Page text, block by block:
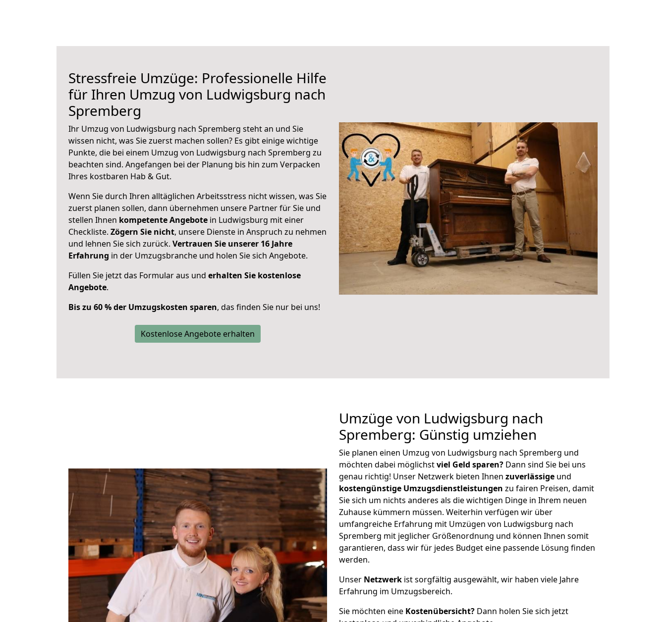
Stressfreie Umzüge: Professionelle Hilfe
für Ihren Umzug von Ludwigsburg nach
Spremberg
Ihr Umzug von Ludwigsburg nach Spremberg steht an und Sie
wissen nicht, was Sie zuerst machen sollen? Es gibt einige wichtige
Punkte, die bei einem Umzug von Ludwigsburg nach Spremberg zu
beachten sind. Angefangen bei der Planung bis hin zum Verpacken
Ihres kostbaren Hab & Gut.
Wenn Sie durch Ihren alltäglichen Arbeitsstress nicht wissen, was Sie
zuerst planen sollen, dann übernehmen unsere Partner für Sie und
stellen Ihnen kompetente Angebote in Ludwigsburg mit einer
Checkliste. Zögern Sie nicht, unsere Dienste in Anspruch zu nehmen
und lehnen Sie sich zurück. Vertrauen Sie unserer 16 Jahre
Erfahrung in der Umzugsbranche und holen Sie sich Angebote.
Füllen Sie jetzt das Formular aus und erhalten Sie kostenlose
Angebote.
Bis zu 60 % der Umzugskosten sparen, das finden Sie nur bei uns!
Kostenlose Angebote erhalten
Umzüge von Ludwigsburg nach
Spremberg: Günstig umziehen
Sie planen einen Umzug von Ludwigsburg nach Spremberg und
möchten dabei möglichstviel Geld sparen? Dann sind Sie bei uns
genau richtig! Unser Netzwerk bieten Ihnen zuverlässige und
kostengünstige Umzugsdienstleistungen zu fairen Preisen, damit
Sie sich um nichts anderes als die wichtigen Dinge in Ihrem neuen
Zuhause kümmern müssen. Weiterhin verfügen wir über
umfangreiche Erfahrung mit Umzügen von Ludwigsburg nach
Spremberg mit jeglicher Größenordnung und können Ihnen somit
garantieren, dass wir für jedes Budget eine passende Lösung finden
werden.
Unser Netzwerk ist sorgfältig ausgewählt, wir haben viele Jahre
Erfahrung im Umzugsbereich.
Sie möchten eine Kostenübersicht? Dann holen Sie sich jetzt